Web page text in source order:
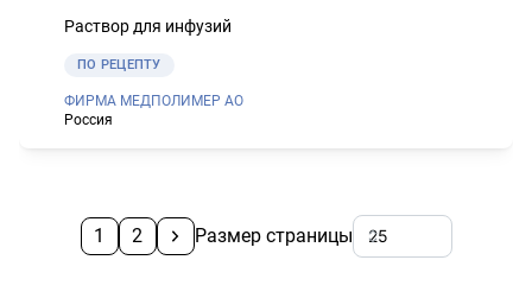
Раствор для инфузий
ПО РЕЦЕПТУ
ФИРМА МЕДПОЛИМЕР АО
Россия
1 2 Размер страницы